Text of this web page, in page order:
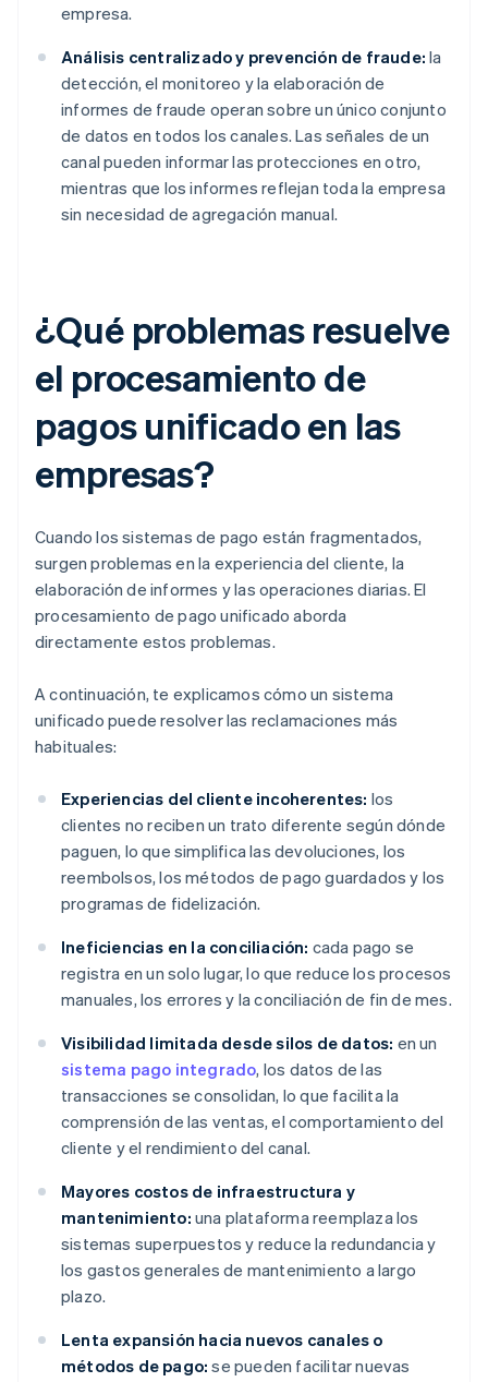
empresa.
Análisis centralizado y prevención de fraude: la
detección, el monitoreo y la elaboración de
informes de fraude operan sobre un único conjunto
de datos en todos los canales. Las señales de un
canal pueden informar las protecciones en otro,
mientras que los informes reflejan toda la empresa
sin necesidad de agregación manual.
¿Qué problemas resuelve
el procesamiento de
pagos unificado en las
empresas?
Cuando los sistemas de pago están fragmentados,
surgen problemas en la experiencia del cliente, la
elaboración de informes y las operaciones diarias. El
procesamiento de pago unificado aborda
directamente estos problemas.
A continuación, te explicamos cómo un sistema
unificado puede resolver las reclamaciones más
habituales:
Experiencias del cliente incoherentes: los
clientes no reciben un trato diferente según dónde
paguen, lo que simplifica las devoluciones, los
reembolsos, los métodos de pago guardados y los
programas de fidelización.
Ineficiencias en la conciliación: cada pago se
registra en un solo lugar, lo que reduce los procesos
manuales, los errores y la conciliación de fin de mes.
Visibilidad limitada desde silos de datos: en un
sistema pago integrado, los datos de las
transacciones se consolidan, lo que facilita la
comprensión de las ventas, el comportamiento del
cliente y el rendimiento del canal.
Mayores costos de infraestructura y
mantenimiento: una plataforma reemplaza los
sistemas superpuestos y reduce la redundancia y
los gastos generales de mantenimiento a largo
plazo.
Lenta expansión hacia nuevos canales o
métodos de pago: se pueden facilitar nuevas